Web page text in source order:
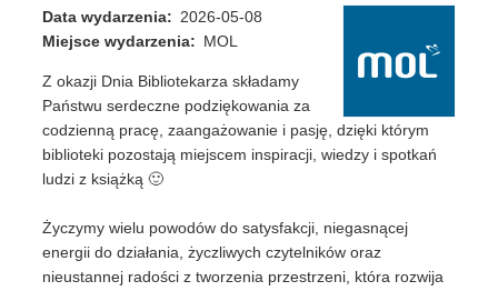
Wyższych
Data wydarzenia
2026-05-08
Miejsce wydarzenia
MOL
Z okazji Dnia Bibliotekarza składamy
Państwu serdeczne podziękowania za
codzienną pracę, zaangażowanie i pasję, dzięki którym
biblioteki pozostają miejscem inspiracji, wiedzy i spotkań
ludzi z książką 🙂
Życzymy wielu powodów do satysfakcji, niegasnącej
energii do działania, życzliwych czytelników oraz
nieustannej radości z tworzenia przestrzeni, która rozwija